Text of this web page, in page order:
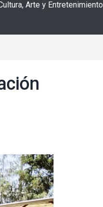
Arte y Entretenimiento